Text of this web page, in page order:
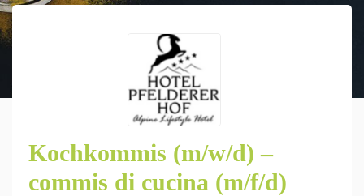
Kochkommis (m/w/d) –
commis di cucina (m/f/d)